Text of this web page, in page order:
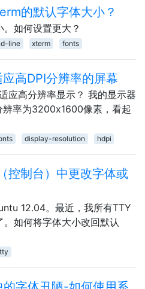
的默认字体大小？
如何设置更大？
line xterm fonts
高DPI分辨率的屏幕
应高分辨率显示？ 我的显示器
辨率为3200x1600像素，看起
display-resolution hdpi
控制台）中更改字体或
12.04。最近，我所有TTY
。如何将字体大小改回默认
tty